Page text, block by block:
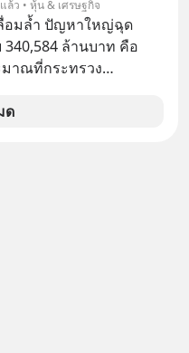
กิดจากการไม่ใช้ไหมขัด
สี่ยงเกิดโรคนำไปสู่การ
คือสาเหตุติดตามได้ใน
ล้ว • หุ้น & เศรษฐกิจ
อมล้ำ ปัญหาใหญ่ฉุด
340,584 ล้านบาท คือ
มาณที่กระทรวง
ำปี 2568 ซึ่งมากที่สุดเป็น
ด